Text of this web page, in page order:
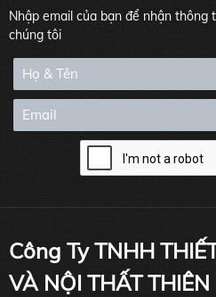
Nhập email của bạn để nhận thông
chúng tôi
Công Ty TNHH
VÀ NỘI THẤT THIÊN